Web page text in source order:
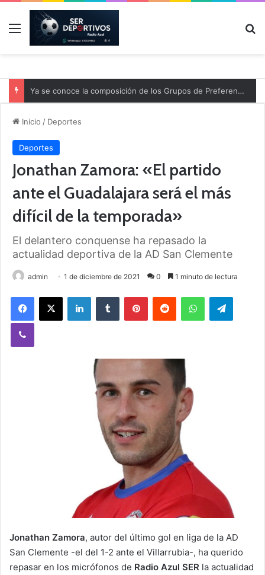
Menú
Ya se conoce la composición de los Grupos de Preferente y el calendario
Inicio / Deportes
Deportes
Jonathan Zamora: «El partido
ante el Guadalajara será el más
difícil de la temporada»
El delantero conquense ha repasado la
actualidad deportiva de la AD San Clemente
admin 1 de diciembre de 2021 0 1 minuto de lectura
Jonathan Zamora, autor del último gol en liga de la AD
San Clemente -el del 1-2 ante el Villarrubia-, ha querido
repasar en los micrófonos de Radio Azul SER la actualidad